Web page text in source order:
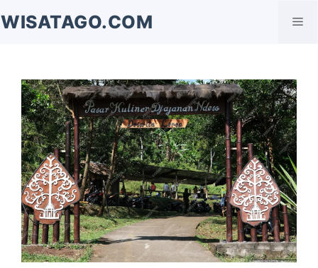
ke
WISATAGO.COM